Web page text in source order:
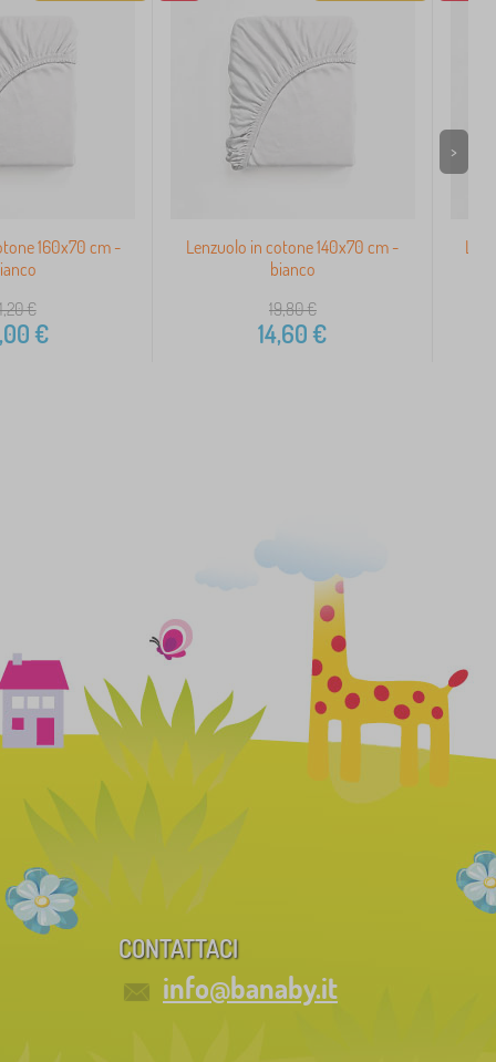
160x70 cm -
€
€
Lenzuolo in cotone 140x70 cm -
bianco
19,80€
14,60€
>
CONTATTACI
info@banaby.it